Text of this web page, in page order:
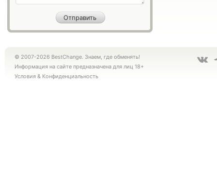
© 2007-2026 BestChange. Знаем, где обменять!
Информация на сайте предназначена для лиц 18+
Условия & Конфиденциальность